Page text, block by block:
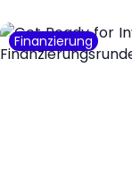
Finanzierung